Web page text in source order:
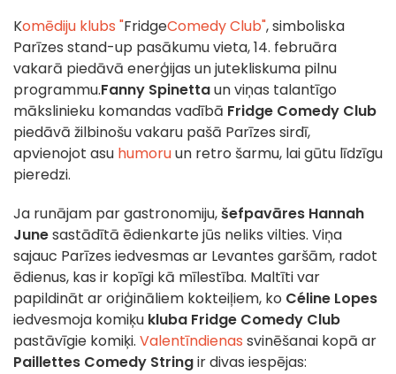
Komēdiju klubs "FridgeComedy Club", simboliska
Parīzes stand-up pasākumu vieta, 14. februāra
vakarā piedāvā enerģijas un jutekliskuma pilnu
programmu.Fanny Spinettaun viņas talantīgo
mākslinieku komandas vadībā Fridge Comedy Club
piedāvā žilbinošu vakaru pašā Parīzes sirdī,
apvienojot asu humoruun retro šarmu, lai gūtu līdzīgu
pieredzi.
Ja runājam par gastronomiju,šefpavāres Hannah
Junesastādītā ēdienkarte jūs neliks vilties. Viņa
sajauc Parīzes iedvesmas ar Levantes garšām, radot
ēdienus, kas ir kopīgi kā mīlestība. Maltīti var
papildināt ar oriģināliem kokteiļiem, ko Céline Lopes
iedvesmoja komiķu kluba Fridge Comedy Club
pastāvīgie komiķi. Valentīndienas svinēšanai kopā ar
Paillettes Comedy Stringir divas iespējas: